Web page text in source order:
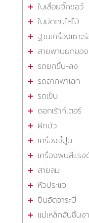
ใบเลื่อยจิ๊กซอว์
ใบมีดกบไสไม้
ฐานเครื่องเซาะ
สายพานยกของ
รถยกขึ้น-ลง
รถลากพาเลท
รถเข็น
ดอกเร้าท์เตอร์
ฝักบัว
เครื่องจี้ปูน
เครื่องพ่นสีแร
สายลม
หัวประแจ
ปืนอัดจาระบี
แม่เหล็กจับชิ้นง